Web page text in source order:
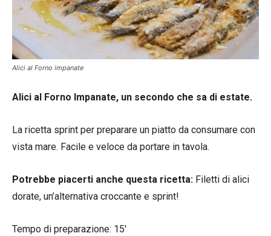
Alici al Forno impanate
Alici al Forno Impanate, un secondo che sa di estate.
La ricetta sprint per preparare un piatto da consumare con
vista mare. Facile e veloce da portare in tavola.
Potrebbe piacerti anche questa ricetta: Filetti di alici
dorate, un’alternativa croccante e sprint!
Tempo di preparazione: 15′